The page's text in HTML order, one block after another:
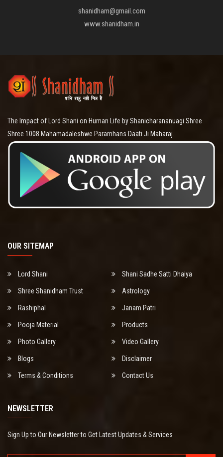
shanidham@gmail.com
www.shanidham.in
The Impact of Lord Shani on Human Life by Shanicharananuagi Shree
Shree 1008 Mahamadaleshwe Paramhans Daati Ji Maharaj.
OUR SITEMAP
Lord Shani Shani Sadhe Satti Dhaiya
Shree Shanidham Trust Astrology
Rashiphal Janam Patri
Pooja Material Products
Photo Gallery Video Gallery
Blogs Disclaimer
Terms & Conditions Contact Us
NEWSLETTER
Sign Up to Our Newsletter to Get Latest Updates & Services